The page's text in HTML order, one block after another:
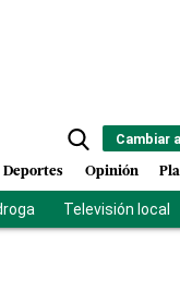
Cambiar
Deportes Opinión
Televisión local